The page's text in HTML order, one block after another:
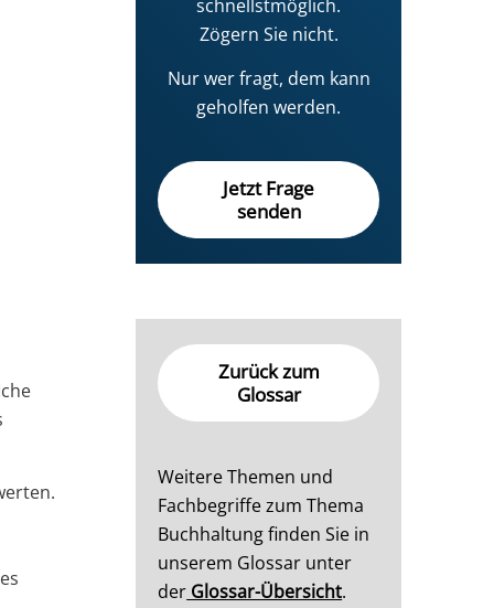
schnellstmöglich.
Zögern Sie nicht.
Nur wer fragt, dem kann
geholfen werden.
Jetzt Frage
senden
Zurück zum
Glossar
Weitere Themen und
Fachbegriffe zum Thema
Buchhaltung finden Sie in
unserem Glossar unter
der Glossar-Übersicht.